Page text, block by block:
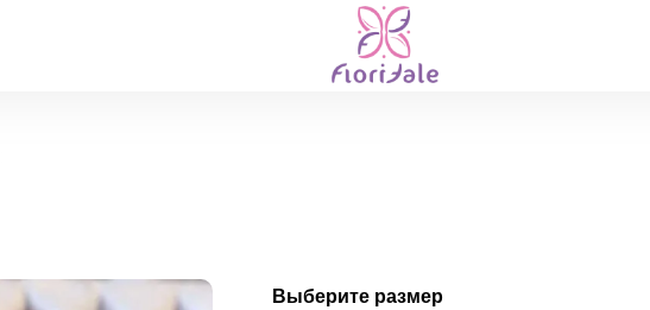
Выберите размер